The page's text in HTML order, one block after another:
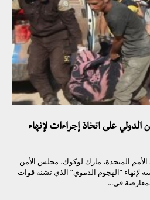
على اتخاذ إجراءات لإنهاء
المتحدة، مارك لوكوك، مجلس الأمن
لإنهاء “الهجوم الدموي” الذي تشنه قوات
في...